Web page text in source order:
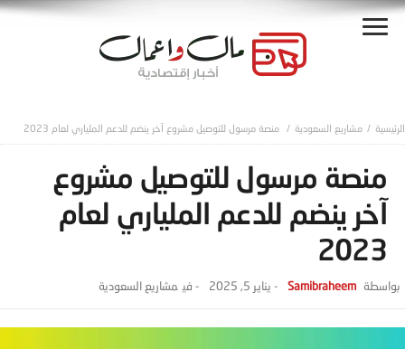
مشاريع السعودية منصة مرسول للتوصيل مشروع آخر ينضم للدعم الملياري لعام 2023
منصة مرسول للتوصيل مشروع
آخر ينضم للدعم الملياري لعام
2023
Samibraheem
- يناير 5, 2025 - ‎في مشاريع السعودية